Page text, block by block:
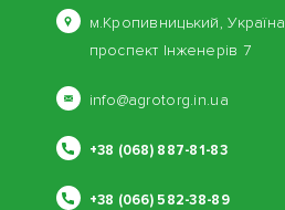
м.Кропивницький, Україна
проспект Інженерів 7
info@agrotorg.in.ua
+38 (068) 887-81-83
+38 (066) 582-38-89